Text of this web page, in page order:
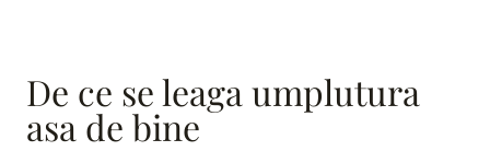
De ce se leaga umplutura
asa de bine